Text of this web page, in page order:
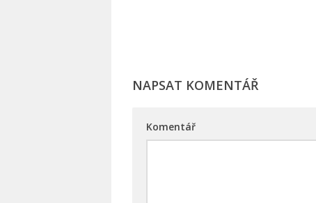
NAPSAT KOMENTÁŘ
Komentář